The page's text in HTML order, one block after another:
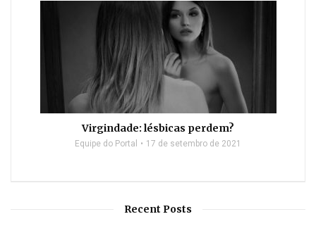
Virgindade: lésbicas perdem?
Equipe do Portal 17 de setembro de 2021
Recent Posts